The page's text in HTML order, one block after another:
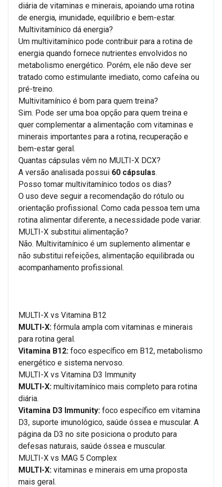
diária de vitaminas e minerais, apoiando uma rotina
de energia, imunidade, equilíbrio e bem-estar.
Multivitamínico dá energia?
Um multivitamínico pode contribuir para a rotina de
energia quando fornece nutrientes envolvidos no
metabolismo energético. Porém, ele não deve ser
tratado como estimulante imediato, como cafeína ou
pré-treino.
Multivitamínico é bom para quem treina?
Sim. Pode ser uma boa opção para quem treina e
quer complementar a alimentação com vitaminas e
minerais importantes para a rotina, recuperação e
bem-estar geral.
Quantas cápsulas vêm no MULTI-X DCX?
A versão analisada possui 60 cápsulas.
Posso tomar multivitamínico todos os dias?
O uso deve seguir a recomendação do rótulo ou
orientação profissional. Como cada pessoa tem uma
rotina alimentar diferente, a necessidade pode variar.
MULTI-X substitui alimentação?
Não. Multivitamínico é um suplemento alimentar e
não substitui refeições, alimentação equilibrada ou
acompanhamento profissional.
MULTI-X vs Vitamina B12
MULTI-X: fórmula ampla com vitaminas e minerais
para rotina geral.
Vitamina B12: foco específico em B12, metabolismo
energético e sistema nervoso.
MULTI-X vs Vitamina D3 Immunity
MULTI-X: multivitamínico mais completo para rotina
diária.
Vitamina D3 Immunity: foco específico em vitamina
D3, suporte imunológico, saúde óssea e muscular. A
página da D3 no site posiciona o produto para
defesas naturais, saúde óssea e muscular.
MULTI-X vs MAG 5 Complex
MULTI-X: vitaminas e minerais em uma proposta
mais geral.